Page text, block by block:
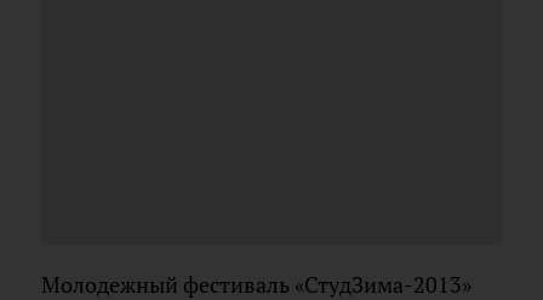
Молодежный фестиваль «СтудЗима-2013»